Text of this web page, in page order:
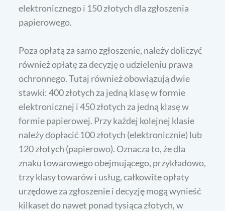
elektronicznego i 150 złotych dla zgłoszenia
papierowego.
Poza opłatą za samo zgłoszenie, należy doliczyć
również opłatę za decyzję o udzieleniu prawa
ochronnego. Tutaj również obowiązują dwie
stawki: 400 złotych za jedną klasę w formie
elektronicznej i 450 złotych za jedną klasę w
formie papierowej. Przy każdej kolejnej klasie
należy dopłacić 100 złotych (elektronicznie) lub
120 złotych (papierowo). Oznacza to, że dla
znaku towarowego obejmującego, przykładowo,
trzy klasy towarów i usług, całkowite opłaty
urzędowe za zgłoszenie i decyzję mogą wynieść
kilkaset do nawet ponad tysiąca złotych, w